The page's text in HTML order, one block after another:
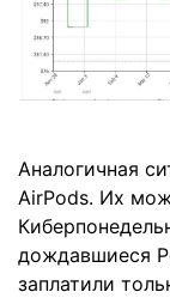
Аналогичная
AirPods. Их
дождавшиеся
заплатили